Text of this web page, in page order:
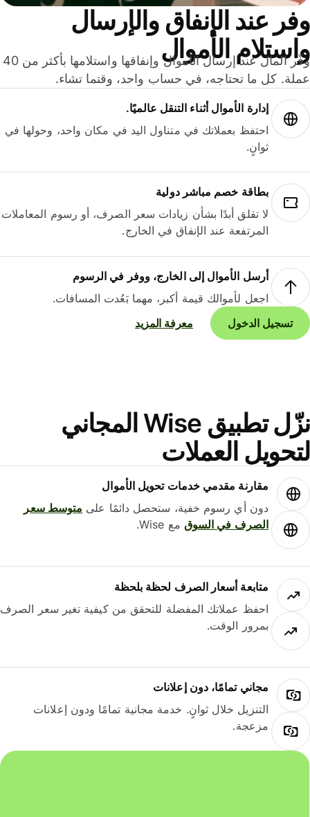
عند الإنفاق والإرسال
الأموال
وفّر المال عند إرسال الأموال وإنفاقها واستلامها بأكثر من 40
كل ما تحتاجه، في حساب واحد، وقتما تشاء.
إدارة الأموال أثناء التنقل عالميًا.
احتفظ بعملاتك في متناول اليد في مكان واحد، وحولها في
ثوانٍ.
بطاقة خصم مباشر دولية
لا تقلق أبدًا بشأن زيادات سعر الصرف، أو رسوم المعاملات
المرتفعة عند الإنفاق في الخارج.
أرسل الأموال إلى الخارج، ووفر في الرسوم
اجعل لأموالك قيمة أكبر، مهما بَعُدت المسافات.
تسجيل الدخول
معرفة المزيد
نزّل تطبيق Wise المجاني
العملات
مقارنة مقدمي خدمات تحويل الأموال
دون أي رسوم خفية، ستحصل دائمًا علىمتوسط ​​سعر
الصرف في السوقمع Wise.
متابعة أسعار الصرف لحظة بلحظة
احفظ عملاتك المفضلة للتحقق من كيفية تغير سعر الصرف
بمرور الوقت.
مجاني تمامًا، دون إعلانات
التنزيل خلال ثوانٍ. خدمة مجانية تمامًا ودون إعلانات
مزعجة.